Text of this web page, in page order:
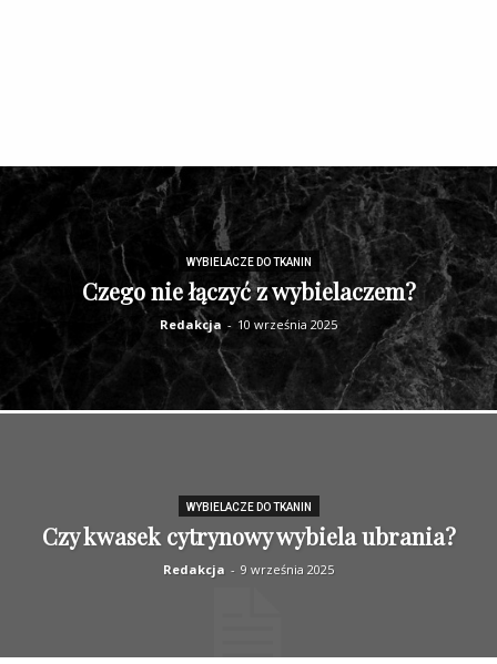
WYBIELACZE DO TKANIN
Czego nie łączyć z wybielaczem?
Redakcja - 10 września 2025
WYBIELACZE DO TKANIN
Czy kwasek cytrynowy wybiela ubrania?
Redakcja - 9 września 2025